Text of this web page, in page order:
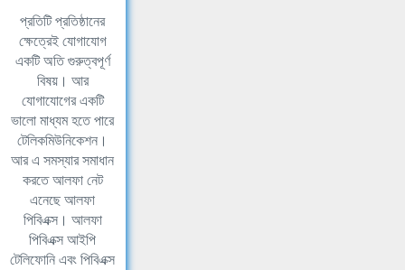
প্রতিটি প্রতিষ্ঠানের
ক্ষেত্রেই যোগাযোগ
একটি অতি গুরুত্বপূর্ণ
বিষয়। আর
যোগাযোগের একটি
ভালো মাধ্যম হতে পারে
টেলিকমিউনিকেশন।
আর এ সমস্যার সমাধান
করতে আলফা নেট
এনেছে আলফা
পিবিএক্স। আলফা
পিবিএক্স আইপি
টেলিফোনি এবং পিবিএক্স